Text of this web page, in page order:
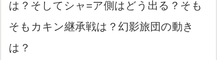
は？そしてシャ=ア側はどう出る？そも
そもカキン継承戦は？幻影旅団の動き
は？